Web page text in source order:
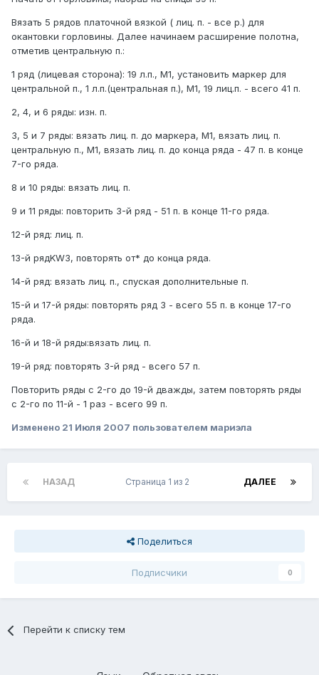
Вязать 5 рядов платочной вязкой ( лиц. п. - все р.) для
окантовки горловины. Далее начинаем расширение полотна,
отметив центральную п.:
1 ряд (лицевая сторона): 19 л.п., М1, установить маркер для
центральной п., 1 л.п.(центральная п.), М1, 19 лиц.п. - всего 41 п.
2, 4, и 6 ряды: изн. п.
3, 5 и 7 ряды: вязать лиц. п. до маркера, М1, вязать лиц. п.
центральную п., М1, вязать лиц. п. до конца ряда - 47 п. в конце
7-го ряда.
8 и 10 ряды: вязать лиц. п.
9 и 11 ряды: повторить 3-й ряд - 51 п. в конце 11-го ряда.
12-й ряд: лиц. п.
13-й ряд­KW3, повторять от* до конца ряда.
14-й ряд: вязать лиц. п., спуская дополнительные п.
15-й и 17-й ряды: повторять ряд 3 - всего 55 п. в конце 17-го
ряда.
16-й и 18-й ряды:вязать лиц. п.
19-й ряд: повторять 3-й ряд - всего 57 п.
Повторить ряды с 2-го до 19-й дважды, затем повторять ряды
с 2-го по 11-й - 1 раз - всего 99 п.
Изменено 21 Июля 2007 пользователем мариэла
НАЗАД ДАЛЕЕ
Страница 1 из 2
Поделиться
Подписчики 0
Перейти к списку тем